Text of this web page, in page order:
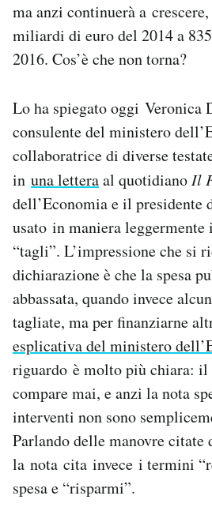
ma anzi continuerà a
miliardi di euro del 2014 a
2016. Cos’è che non torna?
Lo ha spiegato oggi Veronica
consulente del ministero
collaboratrice di diverse
in una letteraal quotidianoIl
dell’Economia e il presidente
usato in maniera
“tagli”. L’impressione che si
dichiarazione è che la spesa
abbassata, quando invece
tagliate, ma per finanziarne
esplicativa del ministero
riguardo è molto più chiara:
compare mai, e anzi la nota
interventi non sono
Parlando delle manovre citate
la nota cita invece i termini
spesa e “risparmi”.